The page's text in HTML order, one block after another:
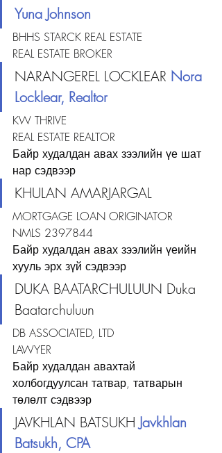
Yuna Johnson
BHHS STARCK REAL ESTATE
REAL ESTATE BROKER
NARANGEREL LOCKLEAR Nora
Locklear, Realtor
KW THRIVE
REAL ESTATE REALTOR
Байр худалдан авах зээлийн үе шат
нар сэдвээр
KHULAN AMARJARGAL
MORTGAGE LOAN ORIGINATOR
NMLS 2397844
Байр худалдан авах зээлийн үеийн
хууль эрх зүй сэдвээр
DUKA BAATARCHULUUN Duka
Baatarchuluun
DB ASSOCIATED, LTD
LAWYER
Байр худалдан авахтай
холбогдуулсан татвар, татварын
төлөлт сэдвээр
JAVKHLAN BATSUKH Javkhlan
Batsukh, CPA